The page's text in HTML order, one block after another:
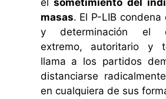
masas. El P-LIB condena
y determinación el
extremo, autoritario y
llama a los partidos
distanciarse
en cualquiera de sus